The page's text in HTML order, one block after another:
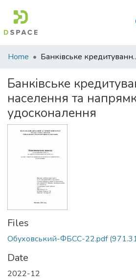
Communities
Collections
All of DSpace
Statistics
Home Банківське
Банківське
населення та
удосконалення
Files
Обуховський-ФБСС-22.pdf
Date
2022-12